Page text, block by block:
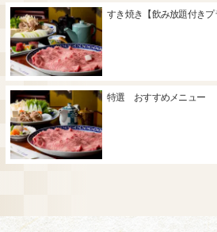
すき焼き【飲み放題付きプ
特選 おすすめメニュー